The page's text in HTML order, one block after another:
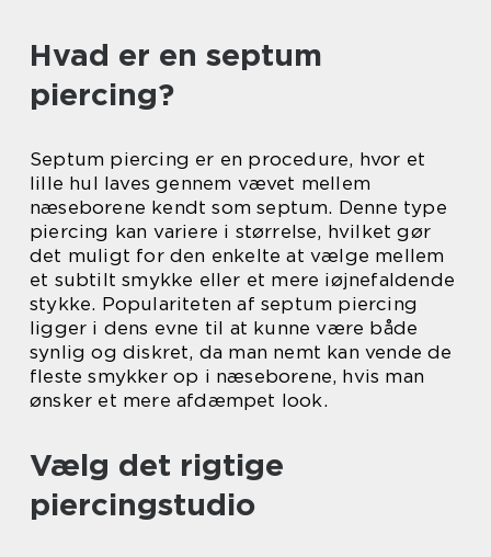
Hvad er en septum
piercing?
Septum piercing er en procedure, hvor et
lille hul laves gennem vævet mellem
næseborene kendt som septum. Denne type
piercing kan variere i størrelse, hvilket gør
det muligt for den enkelte at vælge mellem
et subtilt smykke eller et mere iøjnefaldende
stykke. Populariteten af septum piercing
ligger i dens evne til at kunne være både
synlig og diskret, da man nemt kan vende de
fleste smykker op i næseborene, hvis man
ønsker et mere afdæmpet look.
Vælg det rigtige
piercingstudio